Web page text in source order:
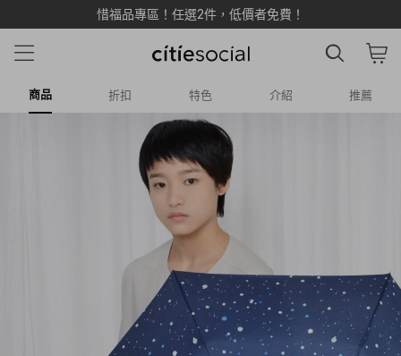
惜福品專區！任選2件，低價者免費！
商品 折扣 特色 介紹 推薦